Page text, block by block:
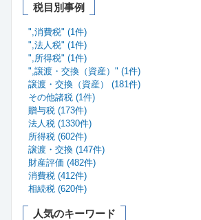
税目別事例
",消費税" (1件)
",法人税" (1件)
",所得税" (1件)
",譲渡・交換（資産）" (1件)
譲渡・交換（資産） (181件)
その他諸税 (1件)
贈与税 (173件)
法人税 (1330件)
所得税 (602件)
譲渡・交換 (147件)
財産評価 (482件)
消費税 (412件)
相続税 (620件)
人気のキーワード